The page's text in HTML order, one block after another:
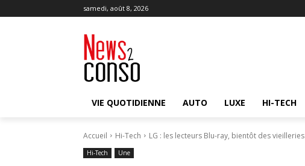
samedi, août 8, 2026
VIE QUOTIDIENNE AUTO LUXE HI-TECH
Accueil Hi-Tech LG : les lecteurs Blu-ray, bientôt des vieilleries
Hi-Tech Une